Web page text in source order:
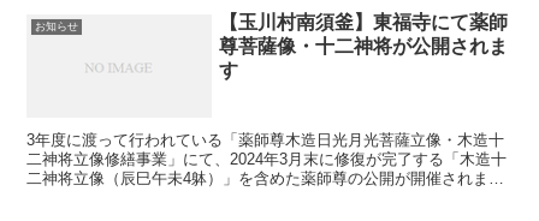
お知らせ
【玉川村南須釜】東福寺にて薬師
尊菩薩像・十二神将が公開されま
す
3年度に渡って行われている「薬師尊木造日光月光菩薩立像・木造十
二神将立像修繕事業」にて、2024年3月末に修復が完了する「木造十
二神将立像（辰巳午未4躰）」を含めた薬師尊の公開が開催されま